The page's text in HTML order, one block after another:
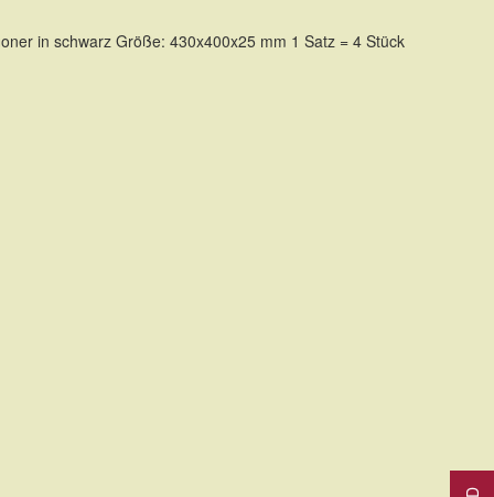
in schwarz Größe: 430x400x25 mm 1 Satz = 4 Stück